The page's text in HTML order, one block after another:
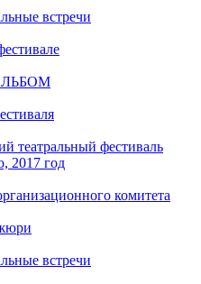
встречи
театральный фестиваль
2017 год
комитета
встречи